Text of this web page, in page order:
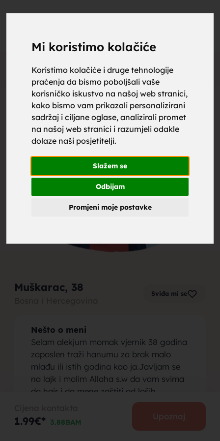
Mi koristimo kolačiće
Koristimo kolačiće i druge tehnologije
praćenja da bismo poboljšali vaše
korisničko iskustvo na našoj web stranici,
kako bismo vam prikazali personalizirani
sadržaj i ciljane oglase, analizirali promet
na našoj web stranici i razumjeli odakle
dolaze naši posjetitelji.
Slažem se
Odbijam
Promjeni moje postavke
Oglas
Muškarac, 38 Sviđa mi se
Nešto o meni
Selam alekjum momak vjernik 38 godina
zaposlen traži hanumu za brak malo
mlađu ili istih godina kao ja.Javljam se
na lajk i molim Allaha s.w da vam svima
da hajr i da mene zaštiti od loših
Osoba koju tražim
Tražim hanumu do 38 godina ili malo
1.99€* 3.88BAM
Upoznaj
upoznaj
za brak,
zene za
brak,
muskarci
za brak,